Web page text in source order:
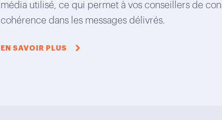
média utilisé, ce qui permet à vos conseillers de
cohérence dans les messages délivrés.
EN SAVOIR PLUS